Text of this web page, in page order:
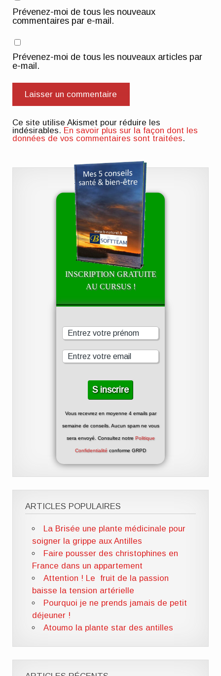
Prévenez-moi de tous les nouveaux
commentaires par e-mail.
Prévenez-moi de tous les nouveaux articles par
e-mail.
Ce site utilise Akismet pour réduire les
indésirables. En savoir plus sur la façon dont les
données de vos commentaires sont traitées.
INSCRIPTION GRATUITE
AU CURSUS !
Vous recevrez en moyenne 4 emails par
semaine de conseils. Aucun spam ne vous
sera envoyé. Consultez notre Politique
Confidentialité conforme GRPD
ARTICLES POPULAIRES
La Brisée une plante médicinale pour
soigner la grippe aux Antilles
Faire pousser des christophines en
France dans un appartement
Attention ! Le fruit de la passion
baisse la tension artérielle
Pourquoi je ne prends jamais de petit
déjeuner !
Atoumo la plante star des antilles